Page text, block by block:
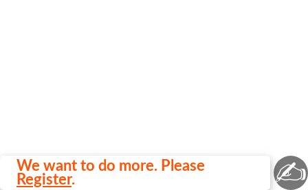
We want to do more. Please
Register. ✍